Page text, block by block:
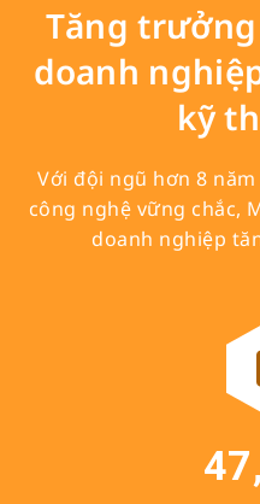
Tăng
doanh
kỹ
Với đội ngũ hơn 8
công nghệ vững chắc,
doanh nghiệp